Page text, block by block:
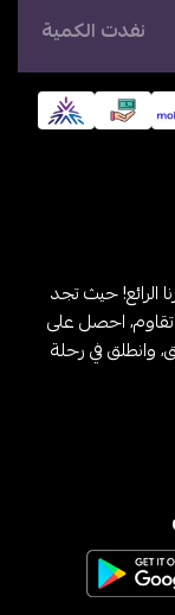
نفدت الكمية
الرائع! حيث تجد
تقاوم، احصل على
وانطلق في رحلة